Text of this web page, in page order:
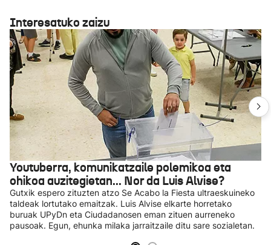
Interesatuko zaizu
Youtuberra, komunikatzaile polemikoa eta
ohikoa auzitegietan... Nor da Luis Alvise?
Gutxik espero zituzten atzo Se Acabo la Fiesta ultraeskuineko
taldeak lortutako emaitzak. Luis Alvise elkarte horretako
buruak UPyDn eta Ciudadanosen eman zituen aurreneko
pausoak. Egun, ehunka milaka jarraitzaile ditu sare sozialetan.